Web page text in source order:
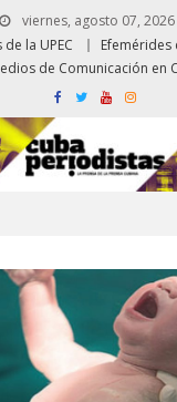
viernes, agosto 07, 2026
la UPEC
de Comunicación en